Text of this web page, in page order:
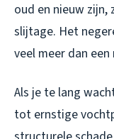
oud en nieuw zijn,
slijtage. Het
veel meer dan
Als je te lang
tot ernstige